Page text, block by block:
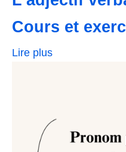
Cours et
Lire plus